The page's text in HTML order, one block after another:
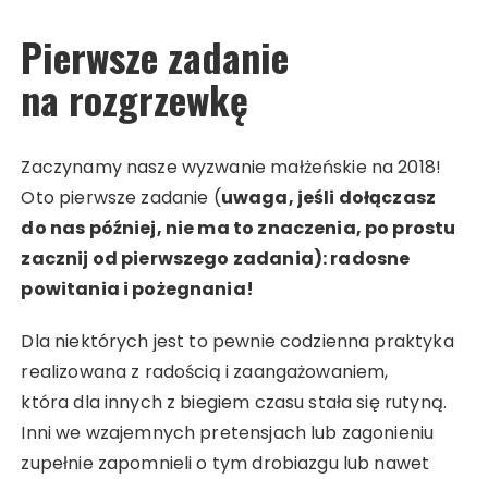
Pierwsze zadanie
na rozgrzewkę
Zaczynamy nasze wyzwanie małżeńskie na 2018!
Oto pierwsze zadanie (uwaga, jeśli dołączasz
do nas później, nie ma to znaczenia, po prostu
zacznij od pierwszego zadania): radosne
powitania i pożegnania!
Dla niektórych jest to pewnie codzienna praktyka
realizowana z radością i zaangażowaniem,
która dla innych z biegiem czasu stała się rutyną.
Inni we wzajemnych pretensjach lub zagonieniu
zupełnie zapomnieli o tym drobiazgu lub nawet